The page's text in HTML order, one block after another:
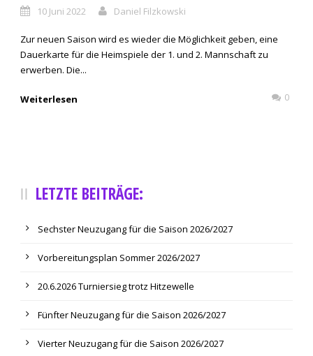
10 Juni 2022 Daniel Filzkowski
Zur neuen Saison wird es wieder die Möglichkeit geben, eine
Dauerkarte für die Heimspiele der 1. und 2. Mannschaft zu
erwerben. Die...
Weiterlesen 0
LETZTE BEITRÄGE:
Sechster Neuzugang für die Saison 2026/2027
Vorbereitungsplan Sommer 2026/2027
20.6.2026 Turniersieg trotz Hitzewelle
Fünfter Neuzugang für die Saison 2026/2027
Vierter Neuzugang für die Saison 2026/2027